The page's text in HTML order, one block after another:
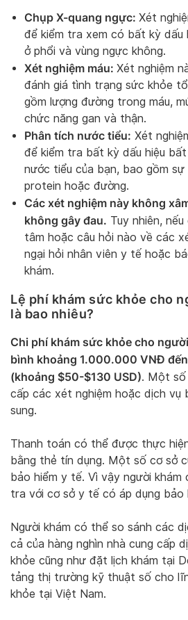
Chụp X-quang ngực: Xét
để kiểm tra xem có bất kỳ dấu
ở phổi và vùng ngực không.
Xét nghiệm máu: Xét nghiệm
đánh giá tình trạng sức khỏe
gồm lượng đường trong máu,
chức năng gan và thận.
Phân tích nước tiểu: Xét
để kiểm tra bất kỳ dấu hiệu
nước tiểu của bạn, bao gồm sự
protein hoặc đường.
Các xét nghiệm này không
không gây đau. Tuy nhiên,
tâm hoặc câu hỏi nào về các
ngại hỏi nhân viên y tế hoặc
khám.
Lệ phí khám sức khỏe cho
là bao nhiêu?
Chi phí khám sức khỏe cho
bình khoảng 1.000.000 VNĐ
(khoảng $50-$130 USD). Một số
cấp các xét nghiệm hoặc dịch vụ
sung.
Thanh toán có thể được thực
bằng thẻ tín dụng. Một số cơ sở
bảo hiểm y tế. Vì vậy người khám
tra với cơ sở y tế có áp dụng bảo
Người khám có thể so sánh các
cả của hàng nghìn nhà cung cấp
khỏe cũng như đặt lịch khám tại
tảng thị trường kỹ thuật số cho
khỏe tại Việt Nam.